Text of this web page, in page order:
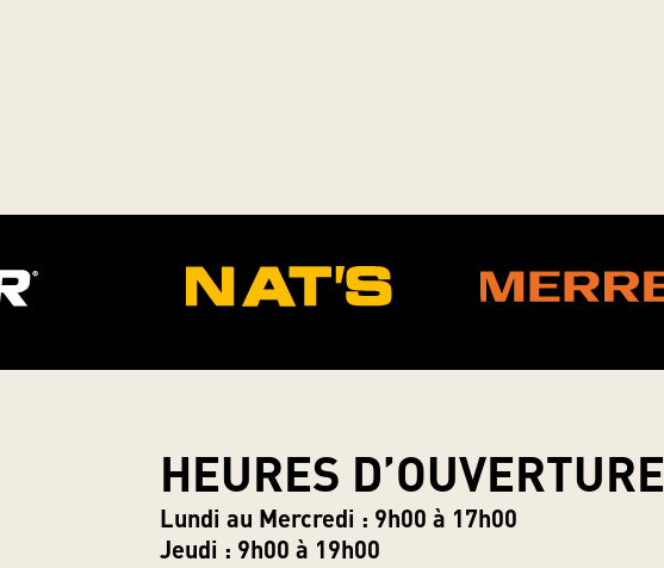
HEURES D’OUVERTURE
Lundi au Mercredi : 9h00 à 17h00
Jeudi : 9h00 à 19h00